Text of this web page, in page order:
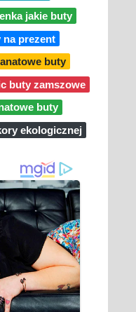
jakie buty
na prezent
buty
buty zamszowe
buty
ekologicznej